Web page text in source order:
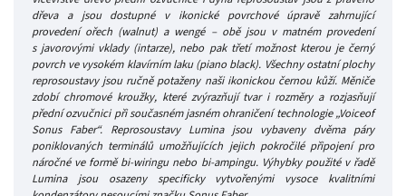
dřeva a jsou dostupné v ikonické povrchové úpravě zahrnující
provedení ořech (walnut) a wengé – obě jsou v matném provedení
s javorovými vklady (intarze), nebo pak třetí možnost kterou je černý
povrch ve vysokém klavírním laku (piano black). Všechny ostatní plochy
reprosoustavy jsou ručně potaženy naši ikonickou černou kůží. Měniče
zdobí chromové kroužky, které zvýrazňují tvar i rozměry a rozjasňují
přední ozvučnici při současném jasném ohraničení technologie „Voiceof
Sonus Faber“. Reprosoustavy Lumina jsou vybaveny dvěma páry
poniklovaných terminálů umožňujících jejich pokročilé připojení pro
náročné ve formě bi-wiringu nebo bi-ampingu. Výhybky použité v řadě
Lumina jsou osazeny specificky vytvořenými vysoce kvalitními